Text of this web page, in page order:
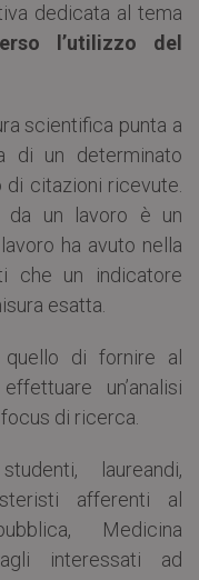
dedicata al tema
l’utilizzo del
scientifica punta a
di un determinato
citazioni ricevute.
da un lavoro è un
ha avuto nella
che un indicatore
esatta.
di fornire al
un’analisi
di ricerca.
laureandi,
afferenti al
Medicina
interessati ad